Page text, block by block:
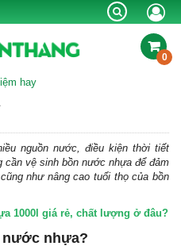
NÓNG
INOX BỒN NHỰA
RỬA SEN VÒI
NGHIỆP
0
hay
nguồn nước, điều kiện thời tiết
cần vệ sinh bồn nước nhựa để đảm
như nâng cao tuổi thọ của bồn
1000l giá rẻ, chất lượng ở đâu?
nước nhựa?